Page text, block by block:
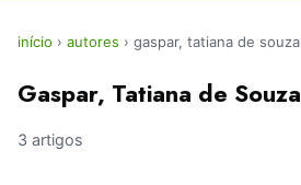
início › autores › gaspar, tatiana de souza
Gaspar, Tatiana de Souza
3 artigos